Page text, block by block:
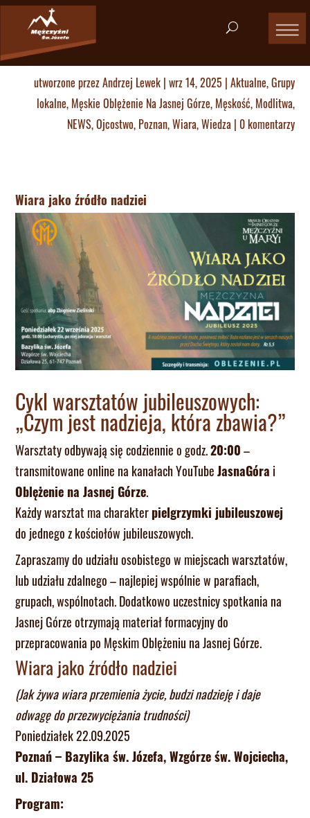
utworzone przezAndrzej Lewek| wrz 14, 2025 | Aktualne,Grupy
lokalne, Męskie Oblężenie Na Jasnej Górze, Męskość, Modlitwa,
NEWS,Ojcostwo, Poznan,Wiara,Wiedza| 0 komentarzy
Wiara jako źródło nadziei
Cykl warsztatów jubileuszowych:
„Czym jest nadzieja, która zbawia?”
Warsztaty odbywają się codziennie o godz.20:00–
transmitowane online na kanałach YouTubeJasnaGóra i
Oblężenie na Jasnej Górze.
Każdy warsztat ma charakterpielgrzymki jubileuszowej
do jednego z kościołów jubileuszowych.
Zapraszamy do udziału osobistego w miejscach warsztatów,
lub udziału zdalnego – najlepiej wspólnie w parafiach,
grupach, wspólnotach. Dodatkowo uczestnicy spotkania na
Jasnej Górze otrzymają materiał formacyjny do
przepracowania po Męskim Oblężeniu na Jasnej Górze.
Wiara jako źródło nadziei
(Jak żywa wiara przemienia życie, budzi nadzieję i daje
odwagę do przezwyciężania trudności)
Poniedziałek 22.09.2025
Poznań – Bazylika św. Józefa, Wzgórze św. Wojciecha,
ul. Działowa 25
Program: